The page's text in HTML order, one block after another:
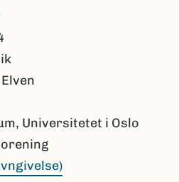
Universitetet i Oslo